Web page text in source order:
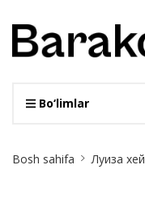
Bo‘limlar
Breadcrumb
Bosh sahifa Луиза хей